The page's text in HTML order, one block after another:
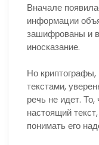
Вначале
информации
зашифрованы и
иносказание.
Но
текстами,
речь не идет.
настоящий
понимать его